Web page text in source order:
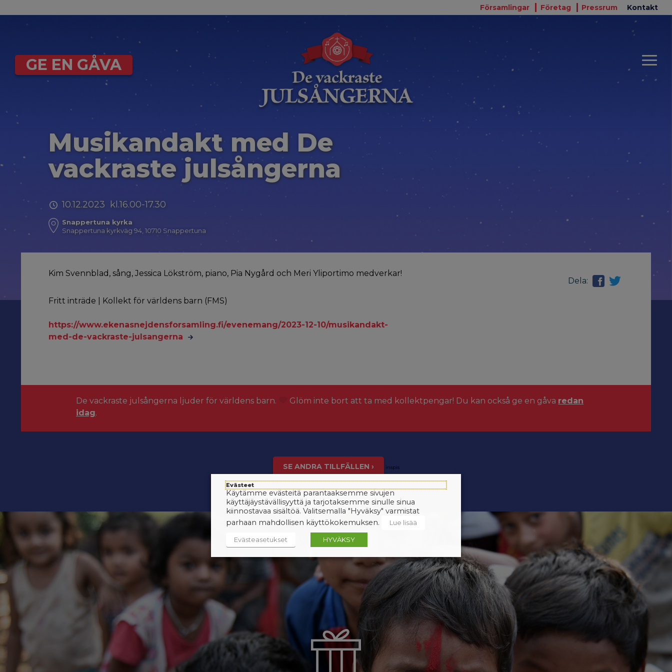
Församlingar Företag Pressrum Kontakt
GE EN GÅVA
Musikandakt med De
vackraste julsångerna
10.12.2023 kl.16.00-17.30
Snappertuna kyrka
Snappertuna kyrkväg 94, 10710 Snappertuna
Dela:
Kim Svennblad, sång, Jessica Lökström, piano, Pia Nygård och Meri Yliportimo medverkar!
Fritt inträde | Kollekt för världens barn (FMS)
https://www.ekenasnejdensforsamling.fi/evenemang/2023-12-10/musikandakt-
med-de-vackraste-julsangerna
De vackraste julsångerna ljuder för världens barn. Glöm inte bort att ta med kollektpengar! Du kan också ge en gåva redan
idag.
SE ANDRA TILLFÄLLEN › inspis
Evästeet
Käytämme evästeitä parantaaksemme sivujen
käyttäjäystävällisyyttä ja tarjotaksemme sinulle sinua
kiinnostavaa sisältöä. Valitsemalla "Hyväksy" varmistat
parhaan mahdollisen käyttökokemuksen.
Lue lisää
Evästeasetukset HYVÄKSY